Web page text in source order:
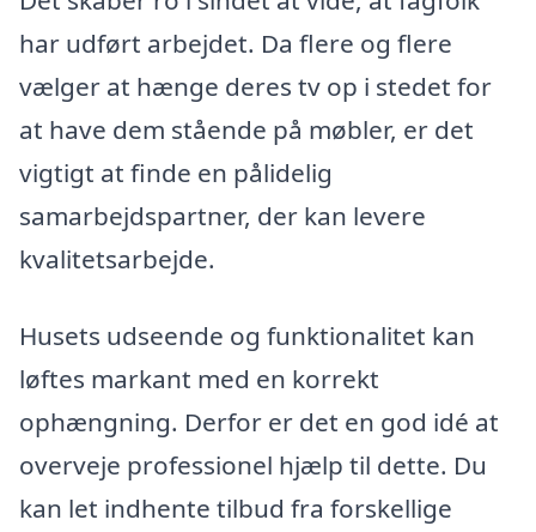
har udført arbejdet. Da flere og flere
vælger at hænge deres tv op i stedet for
at have dem stående på møbler, er det
vigtigt at finde en pålidelig
samarbejdspartner, der kan levere
kvalitetsarbejde.
Husets udseende og funktionalitet kan
løftes markant med en korrekt
ophængning. Derfor er det en god idé at
overveje professionel hjælp til dette. Du
kan let indhente tilbud fra forskellige